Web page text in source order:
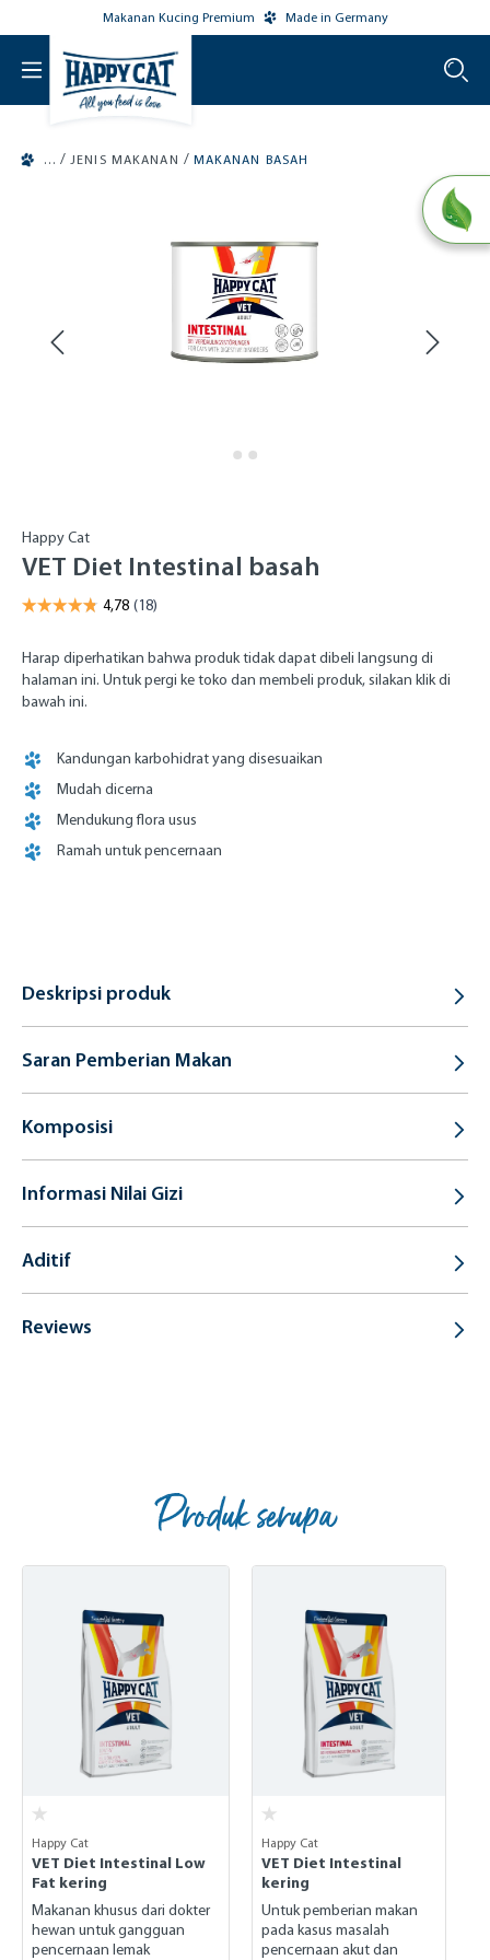
main contentMakanan Kucing Premium Made in Germany
/ JENIS MAKANAN / MAKANAN BASAH
Happy Cat
VET Diet Intestinal basah
Harap diperhatikan bahwa produk tidak dapat dibeli langsung di
halaman ini. Untuk pergi ke toko dan membeli produk, silakan klik di
bawah ini.
Kandungan karbohidrat yang disesuaikan
Mudah dicerna
Mendukung flora usus
Ramah untuk pencernaan
Deskripsi produk
Saran Pemberian Makan
Komposisi
Informasi Nilai Gizi
Aditif
Reviews
Produk serupa
Happy Cat
VET Diet Intestinal Low
Fat kering
Makanan khusus dari dokter
hewan untuk gangguan
pencernaan lemak
Happy Cat
VET Diet Intestinal
kering
Untuk pemberian makan
pada kasus masalah
pencernaan akut dan